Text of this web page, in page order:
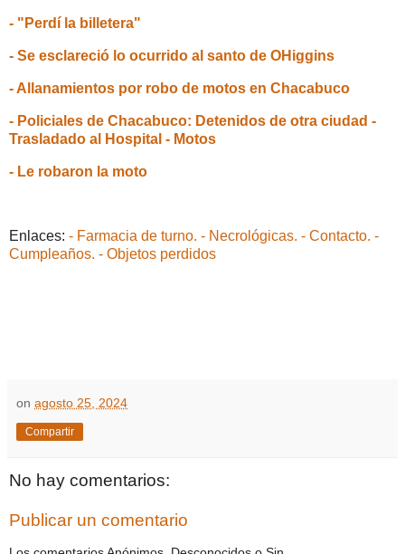
- "Perdí la billetera"
- Se esclareció lo ocurrido al santo de OHiggins
- Allanamientos por robo de motos en Chacabuco
- Policiales de Chacabuco: Detenidos de otra ciudad -
Trasladado al Hospital - Motos
- Le robaron la moto
Enlaces: - Farmacia de turno. - Necrológicas. - Contacto. -
Cumpleaños. - Objetos perdidos
on agosto 25, 2024
Compartir
No hay comentarios:
Publicar un comentario